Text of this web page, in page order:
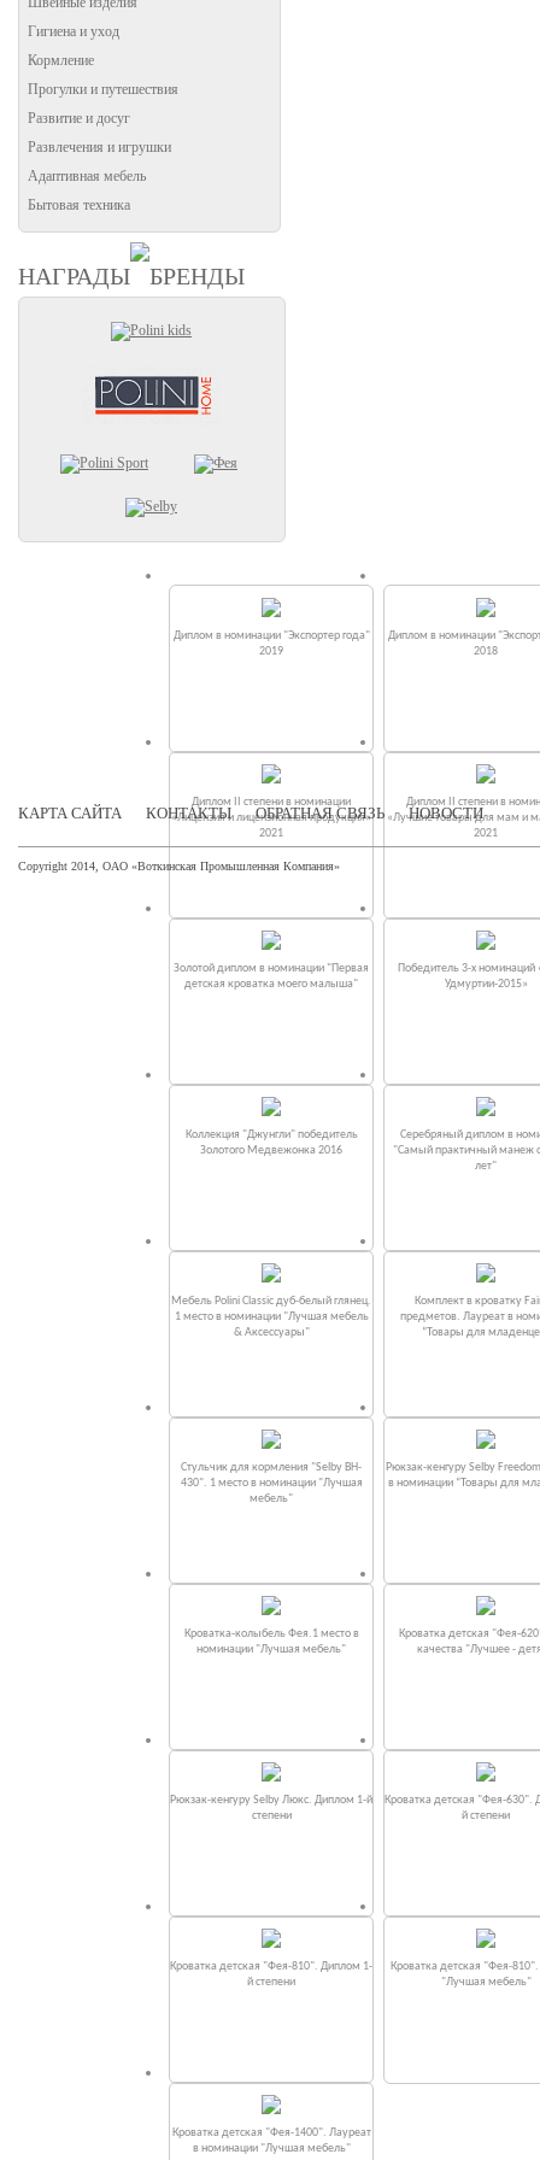
Гигиена и уход
Кормление
Прогулки и путешествия
Развитие и досуг
Развлечения и игрушки
Адаптивная мебель
Бытовая техника
НАГРАДЫ БРЕНДЫ
Диплом в номинации "Экспортер года"
2019
Диплом в номинации
2018
Диплом II степени в номинации
«Лицензия и лицензионная продукция»
2021
Диплом II степени в
«Лучшие товары для мам и
2021
Золотой диплом в номинации "Первая
детская кроватка моего малыша"
Победитель 3-х номинаций
Удмуртии-2015»
Коллекция "Джунгли" победитель
Золотого Медвежонка 2016
Серебряный диплом в
"Самый практичный манеж
лет"
Мебель Polini Classic дуб-белый глянец.
1 место в номинации "Лучшая мебель
& Аксессуары"
Комплект в кроватку
предметов. Лауреат в
“Товары для
Стульчик для кормления "Selby BH-
430". 1 место в номинации "Лучшая
мебель"
Рюкзак-кенгуру Selby
в номинации “Товары для
Кроватка-колыбель Фея.1 место в
номинации "Лучшая мебель"
Кроватка детская "Фея-
качества "Лучшее -
Рюкзак-кенгуру Selby Люкс. Диплом 1-й
степени
Кроватка детская "Фея-630".
й степени
Кроватка детская "Фея-810". Диплом 1-
й степени
Кроватка детская "Фея-
"Лучшая мебель"
Кроватка детская "Фея-1400". Лауреат
в номинации "Лучшая мебель"
КАРТА САЙТА КОНТАКТЫ ОБРАТНАЯ СВЯЗЬ НОВОСТИ
Copyright 2014, ОАО «Воткинская Промышленная Компания»